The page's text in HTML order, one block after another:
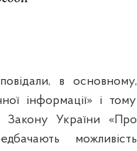
в основному,
інформації» і тому
Закону України «Про
можливість